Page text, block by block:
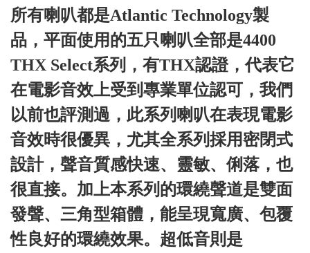
所有喇叭都是Atlantic Technology製
品，平面使用的五只喇叭全部是4400
THX Select系列，有THX認證，代表它
在電影音效上受到專業單位認可，我們
以前也評測過，此系列喇叭在表現電影
音效時很優異，尤其全系列採用密閉式
設計，聲音質感快速、靈敏、俐落，也
很直接。加上本系列的環繞聲道是雙面
發聲、三角型箱體，能呈現寬廣、包覆
性良好的環繞效果。超低音則是